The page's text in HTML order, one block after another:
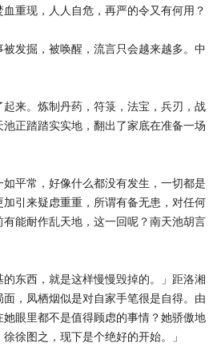
重现，人人自危，再严的令又有何用？
发掘，被唤醒，流言只会越来越多。中
来。炼制丹药，符箓，法宝，兵刃，战
正踏踏实实地，翻出了家底在准备一场
平常，好像什么都没有发生，一切都是
引来疑虑重重，所谓有备无患，对任何
能耐作乱天地，这一回呢？南天池胡言
东西，就是这样慢慢毁掉的。」距洛湘
，凤栖烟似是对自家手笔很是自得。由
眼里都不是值得顾虑的事情？她骄傲地
徐图之，现下是个绝好的开始。」